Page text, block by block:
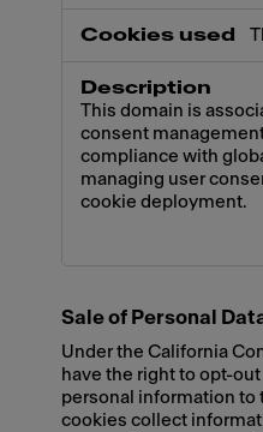
This domain is
consent
compliance with
managing user
cookie deployment.
Sale of Personal
Under the California
have the right to opt-
personal information to
cookies collect